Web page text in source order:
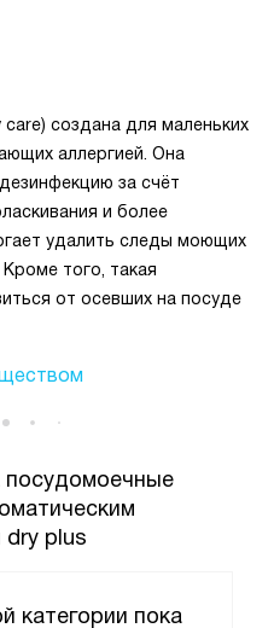
тем, кто ценит
care) создана для маленьких
аллергией. Она
за счёт
и более
удалить следы моющих
того, такая
от осевших на посуде
plus
категории пока